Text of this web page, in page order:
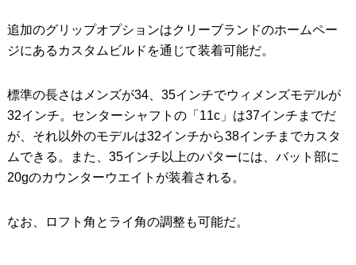
追加のグリップオプションはクリーブランドのホームペー
ジにあるカスタムビルドを通じて装着可能だ。
標準の長さはメンズが34、35インチでウィメンズモデルが
32インチ。センターシャフトの「11c」は37インチまでだ
が、それ以外のモデルは32インチから38インチまでカスタ
ムできる。また、35インチ以上のパターには、バット部に
20gのカウンターウエイトが装着される。
なお、ロフト角とライ角の調整も可能だ。